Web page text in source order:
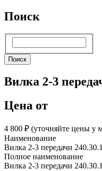
Поиск
Поиск
Вилка 2-3
Цена от
4 800 ₽︁ (уточняйте цены у
Наименование
Вилка 2-3 передачи
Полное наименование
Вилка 2-3 передачи